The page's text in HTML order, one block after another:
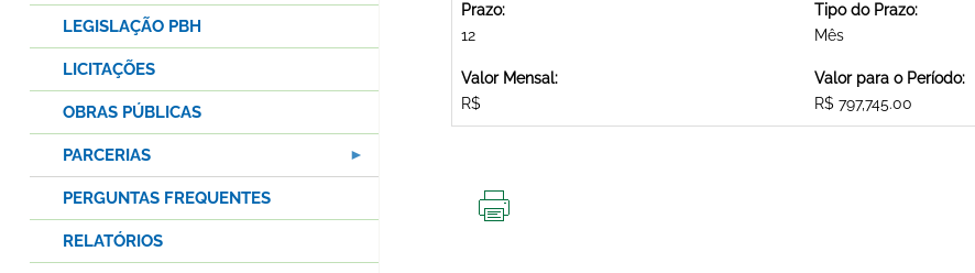
Prazo:
12
Tipo do Prazo:
Mês
Valor Mensal:
R$
Valor para o Período:
R$ 797,745.00
LEGISLAÇÃO PBH
LICITAÇÕES
OBRAS PÚBLICAS
PARCERIAS
PERGUNTAS FREQUENTES
RELATÓRIOS